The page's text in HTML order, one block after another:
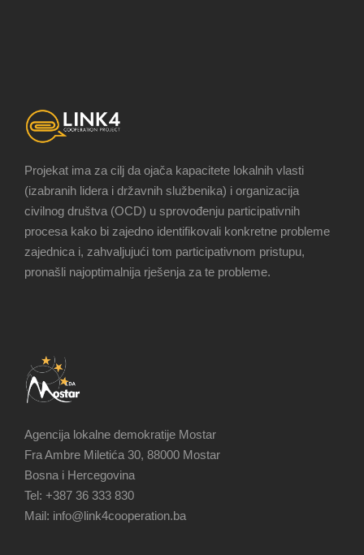
Projekat ima za cilj da ojača kapacitete lokalnih vlasti
(izabranih lidera i državnih službenika) i organizacija
civilnog društva (OCD) u sprovođenju participativnih
procesa kako bi zajedno identifikovali konkretne probleme
zajednica i, zahvaljujući tom participativnom pristupu,
pronašli najoptimalnija rješenja za te probleme.
Agencija lokalne demokratije Mostar
Fra Ambre Miletića 30, 88000 Mostar
Bosna i Hercegovina
Tel: +387 36 333 830
Mail: info@link4cooperation.ba